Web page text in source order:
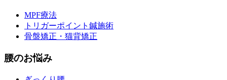
MPF療法
トリガーポイント鍼施術
骨盤矯正・猫背矯正
腰のお悩み